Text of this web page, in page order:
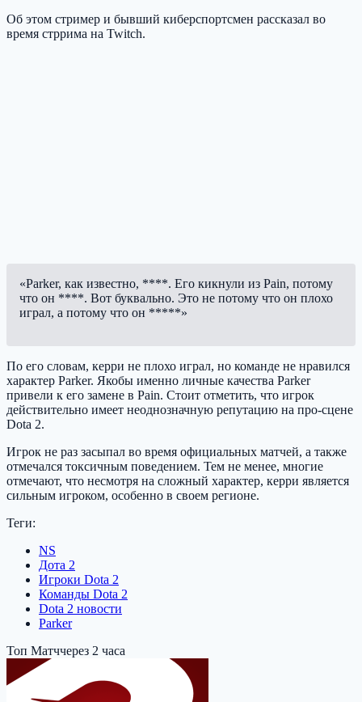
Об этом стример и бывший киберспортсмен рассказал во
время стррима на Twitch.
«Parker, как известно, ****. Его кикнули из Pain, потому
что он ****. Вот буквально. Это не потому что он плохо
играл, а потому что он *****»
По его словам, керри не плохо играл, но команде не нравился
характер Parker. Якобы именно личные качества Parker
привели к его замене в Pain. Стоит отметить, что игрок
действительно имеет неоднозначную репутацию на про-сцене
Dota 2.
Игрок не раз засыпал во время официальных матчей, а также
отмечался токсичным поведением. Тем не менее, многие
отмечают, что несмотря на сложный характер, керри является
сильным игроком, особенно в своем регионе.
Теги:
NS
Дота 2
Игроки Dota 2
Команды Dota 2
Dota 2 новости
Parker
Топ Матччерез 2 часа